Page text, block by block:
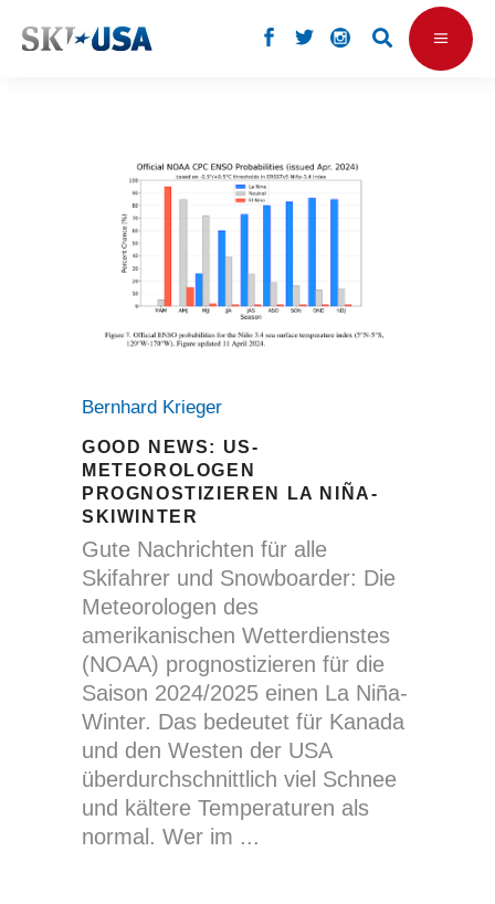
Bernhard Krieger
GOOD NEWS: US-
METEOROLOGEN
PROGNOSTIZIEREN LA NIÑA-
SKIWINTER
Gute Nachrichten für alle
Skifahrer und Snowboarder: Die
Meteorologen des
amerikanischen Wetterdienstes
(NOAA) prognostizieren für die
Saison 2024/2025 einen La Niña-
Winter. Das bedeutet für Kanada
und den Westen der USA
überdurchschnittlich viel Schnee
und kältere Temperaturen als
normal. Wer im